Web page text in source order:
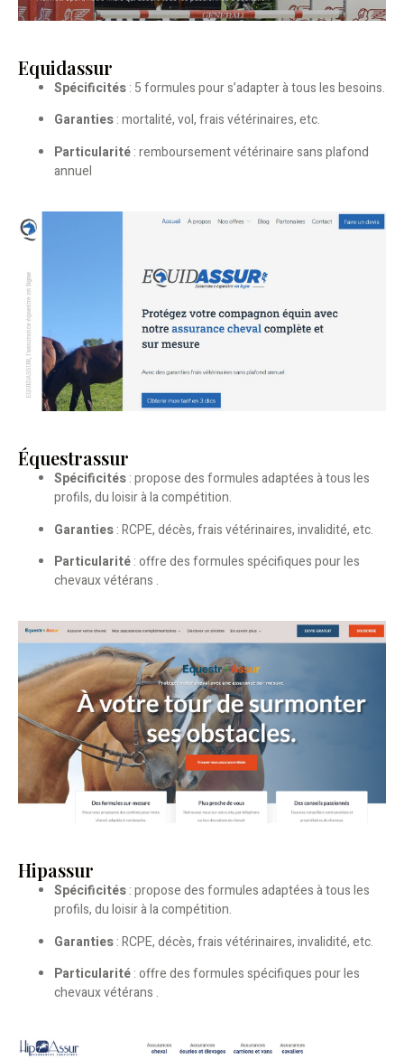
Equidassur
Spécificités: 5 formules pour s’adapter à tous les besoins.
Garanties: mortalité, vol, frais vétérinaires, etc.
Particularité: remboursement vétérinaire sans plafond
annuel
Équestrassur
Spécificités: propose des formules adaptées à tous les
profils, du loisir à la compétition.
Garanties: RCPE, décès, frais vétérinaires, invalidité, etc.
Particularité: offre des formules spécifiques pour les
chevaux vétérans .
Hipassur
Spécificités: propose des formules adaptées à tous les
profils, du loisir à la compétition.
Garanties: RCPE, décès, frais vétérinaires, invalidité, etc.
Particularité: offre des formules spécifiques pour les
chevaux vétérans .